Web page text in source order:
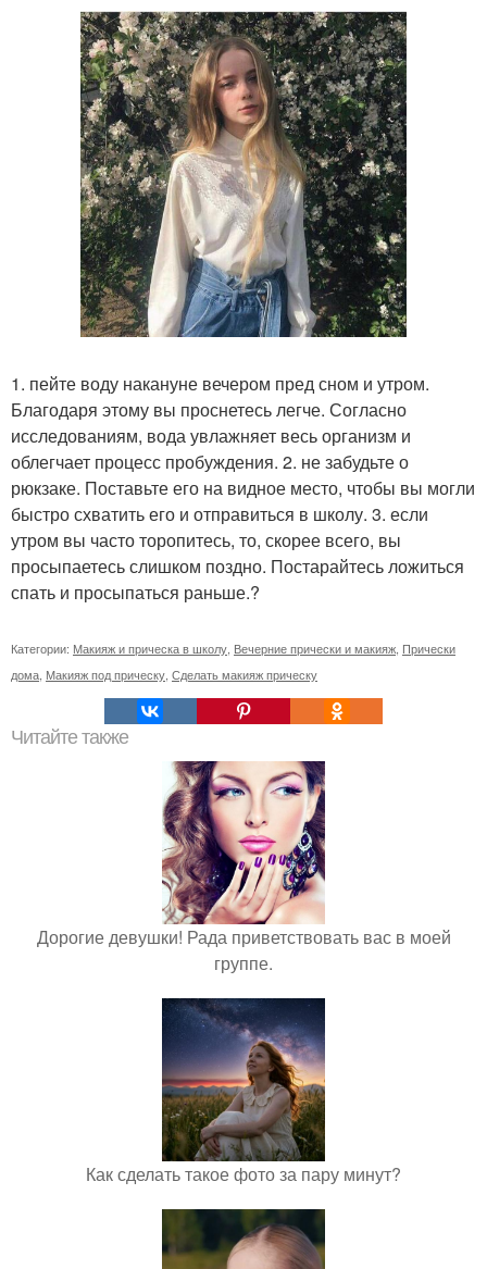
1. пейте воду накануне вечером пред сном и утром.
Благодаря этому вы проснетесь легче. Согласно
исследованиям, вода увлажняет весь организм и
облегчает процесс пробуждения. 2. не забудьте о
рюкзаке. Поставьте его на видное место, чтобы вы могли
быстро схватить его и отправиться в школу. 3. если
утром вы часто торопитесь, то, скорее всего, вы
просыпаетесь слишком поздно. Постарайтесь ложиться
спать и просыпаться раньше.?
Категории: Макияж и прическа в школу Вечерние прически и макияж Прически
дома Макияж под прическу Сделать макияж прическу
Читайте также
Дорогие девушки! Рада приветствовать вас в моей
группе.
Как сделать такое фото за пару минут?